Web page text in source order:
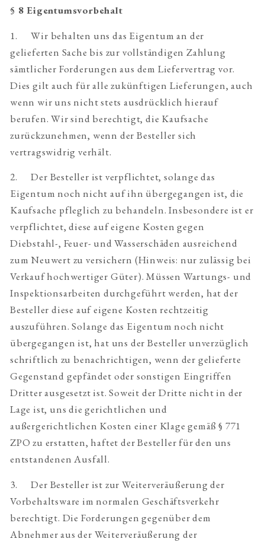
§ 8 Eigentumsvorbehalt
1. Wir behalten uns das Eigentum an der
gelieferten Sache bis zur vollständigen Zahlung
sämtlicher Forderungen aus dem Liefervertrag vor.
Dies gilt auch für alle zukünftigen Lieferungen, auch
wenn wir uns nicht stets ausdrücklich hierauf
berufen. Wir sind berechtigt, die Kaufsache
zurückzunehmen, wenn der Besteller sich
vertragswidrig verhält.
2. Der Besteller ist verpflichtet, solange das
Eigentum noch nicht auf ihn übergegangen ist, die
Kaufsache pfleglich zu behandeln. Insbesondere ist er
verpflichtet, diese auf eigene Kosten gegen
Diebstahl-, Feuer- und Wasserschäden ausreichend
zum Neuwert zu versichern (Hinweis: nur zulässig bei
Verkauf hochwertiger Güter). Müssen Wartungs- und
Inspektionsarbeiten durchgeführt werden, hat der
Besteller diese auf eigene Kosten rechtzeitig
auszuführen. Solange das Eigentum noch nicht
übergegangen ist, hat uns der Besteller unverzüglich
schriftlich zu benachrichtigen, wenn der gelieferte
Gegenstand gepfändet oder sonstigen Eingriffen
Dritter ausgesetzt ist. Soweit der Dritte nicht in der
Lage ist, uns die gerichtlichen und
außergerichtlichen Kosten einer Klage gemäß § 771
ZPO zu erstatten, haftet der Besteller für den uns
entstandenen Ausfall.
3. Der Besteller ist zur Weiterveräußerung der
Vorbehaltsware im normalen Geschäftsverkehr
berechtigt. Die Forderungen gegenüber dem
Abnehmer aus der Weiterveräußerung der